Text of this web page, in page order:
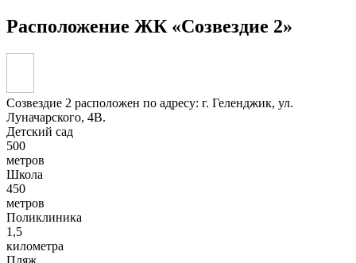
Расположение ЖК «Созвездие 2»
Созвездие 2 расположен по адресу: г. Геленджик, ул.
Луначарского, 4В.
Детский сад
500
метров
Школа
450
метров
Поликлиника
1,5
километра
Пляж